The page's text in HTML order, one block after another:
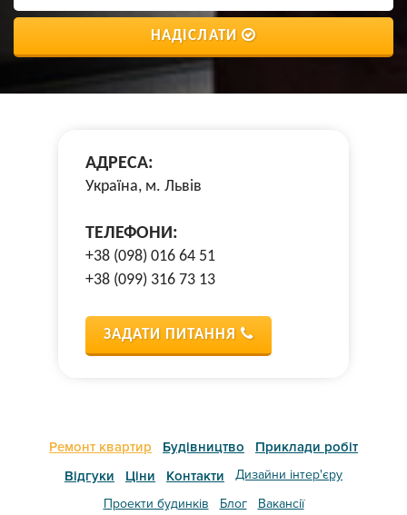
НАДІСЛАТИ
АДРЕСА:
Україна, м. Львів
ТЕЛЕФОНИ:
+38 (098) 016 64 51
+38 (099) 316 73 13
ЗАДАТИ ПИТАННЯ
Ремонт квартир Будівництво
Приклади робіт
Відгуки
Ціни Контакти
Дизайни інтер'єру
Проекти будинків
Блог Вакансії